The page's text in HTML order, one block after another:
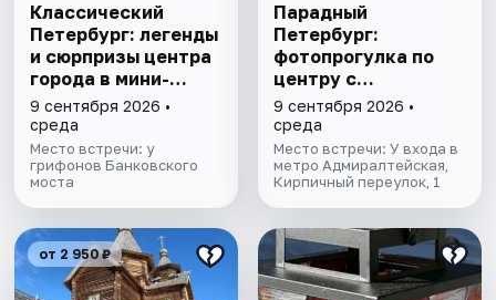
Классический
Петербург: легенды
и сюрпризы центра
города в мини-
группе
9 сентября 2026 •
среда
Место встречи: у
грифонов Банковского
моста
Парадный
Петербург:
фотопрогулка по
центру с
профессиональным
фотографом
9 сентября 2026 •
среда
Место встречи: У входа в
метро Адмиралтейская,
Кирпичный переулок, 1
от 2 950 ₽